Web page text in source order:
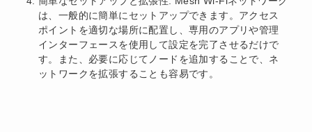
は、一般的に簡単にセットアップできます。アクセス
ポイントを適切な場所に配置し、専用のアプリや管理
インターフェースを使用して設定を完了させるだけで
す。また、必要に応じてノードを追加することで、ネ
ットワークを拡張することも容易です。